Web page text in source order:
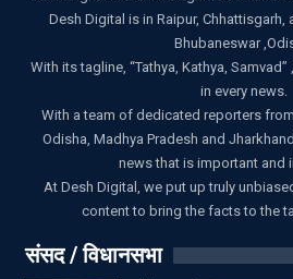
Desh Digital is in Raipur,
Bhubaneswar
With its tagline, “Tathya, Kathya,
in every news.
With a team of dedicated reporters
Odisha, Madhya Pradesh and
news that is important and
At Desh Digital, we put up truly
content to bring the facts to the
संसद / विधानसभा